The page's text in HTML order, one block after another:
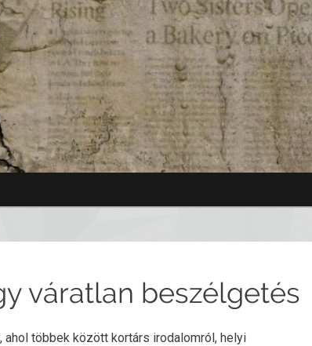
váratlan beszélgetés
többek között kortárs irodalomról, helyi